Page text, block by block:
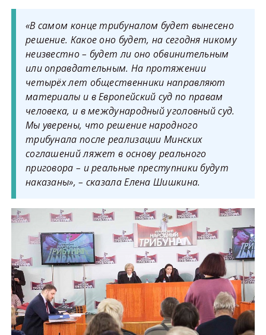
«В самом конце трибуналом будет вынесено
решение. Какое оно будет, на сегодня никому
неизвестно – будет ли оно обвинительным
или оправдательным. На протяжении
четырёх лет общественники направляют
материалы и в Европейский суд по правам
человека, и в международный уголовный суд.
Мы уверены, что решение народного
трибунала после реализации Минских
соглашений ляжет в основу реального
приговора – и реальные преступники будут
наказаны», – сказала Елена Шишкина.